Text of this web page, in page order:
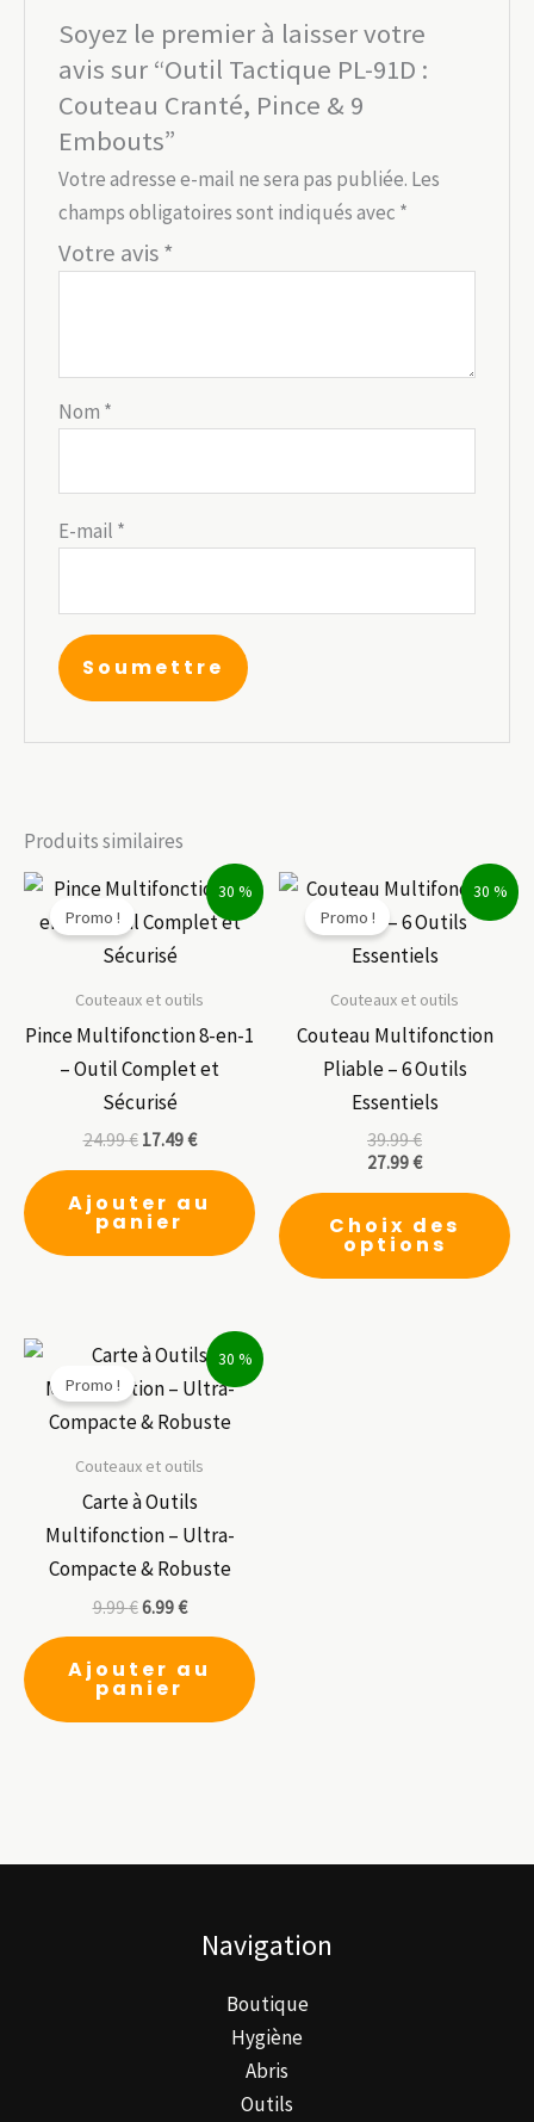
Soyez le premier à laisser votre
avis sur “Outil Tactique PL-91D :
Couteau Cranté, Pince & 9
Embouts”
Votre adresse e-mail ne sera pas publiée. Les
champs obligatoires sont indiqués avec *
Votre avis*
Nom *
E-mail *
Produits similaires
30 %
Promo !
Couteaux et outils
Pince Multifonction 8-en-1
– Outil Complet et
Sécurisé
24.99€ 17.49€
Ajouter au
panier
30 %
Promo !
Couteaux et outils
Couteau Multifonction
Pliable – 6 Outils
Essentiels
39.99€
27.99€
Choix des
options
30 %
Promo !
Couteaux et outils
Carte à Outils
Multifonction – Ultra-
Compacte & Robuste
9.99€6.99€
Ajouter au
panier
Navigation
Boutique
Hygiène
Abris
Outils